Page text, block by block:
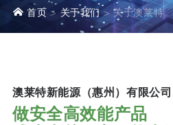
首页 关于我们 关于澳莱特
澳莱特新能源（惠州）有限公司
做安全高效能产品